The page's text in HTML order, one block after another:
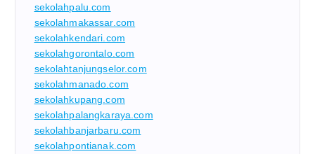
sekolahpalu.com
sekolahmakassar.com
sekolahkendari.com
sekolahgorontalo.com
sekolahtanjungselor.com
sekolahmanado.com
sekolahkupang.com
sekolahpalangkaraya.com
sekolahbanjarbaru.com
sekolahpontianak.com